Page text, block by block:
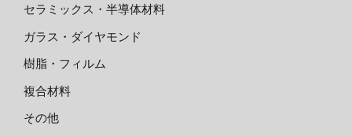
セラミックス・半導体材料
ガラス・ダイヤモンド
樹脂・フィルム
複合材料
その他